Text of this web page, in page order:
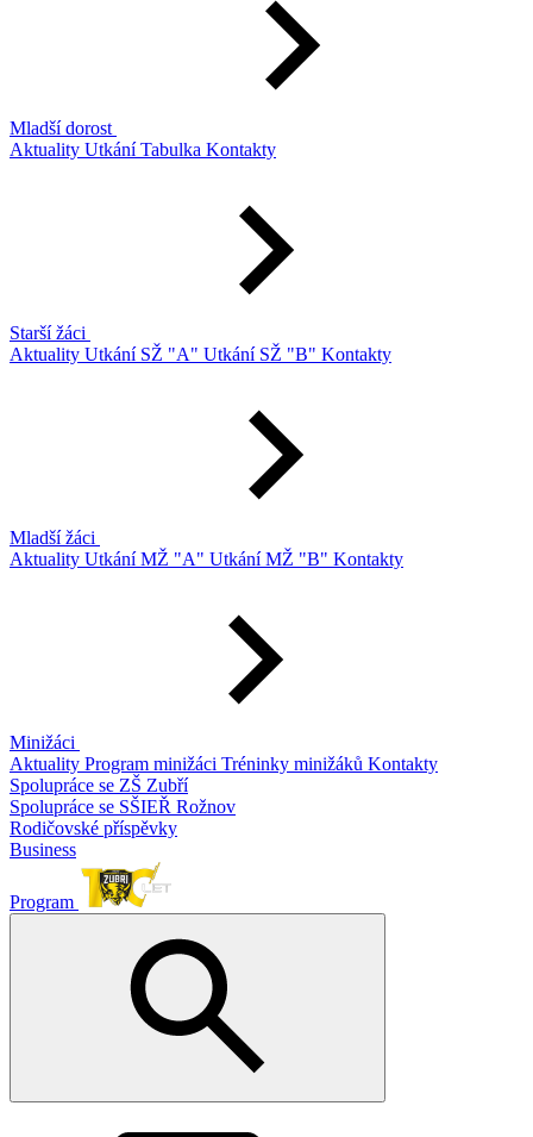
Mladší dorost
Aktuality UtkáníTabulka Kontakty
Starší žáci
Aktuality Utkání SŽ "A" Utkání SŽ "B" Kontakty
Mladší žáci
Aktuality Utkání MŽ "A" Utkání MŽ "B" Kontakty
Minižáci
Aktuality Program minižáci Tréninky minižáků Kontakty
Spolupráce se ZŠ Zubří
Spolupráce se SŠIEŘ Rožnov
Rodičovské příspěvky
Business
Program